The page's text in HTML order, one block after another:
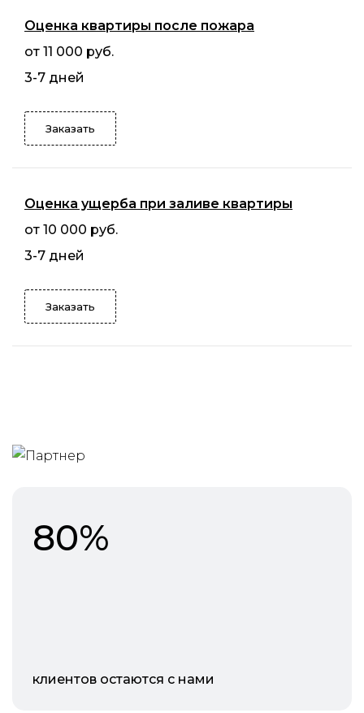
Оценка квартиры после пожара
от 11 000 руб.
3-7 дней
Заказать
Оценка ущерба при заливе квартиры
от 10 000 руб.
3-7 дней
Заказать
80%
клиентов остаются с нами